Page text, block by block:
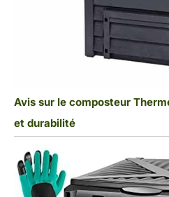
Avis sur le composteur
et durabilité